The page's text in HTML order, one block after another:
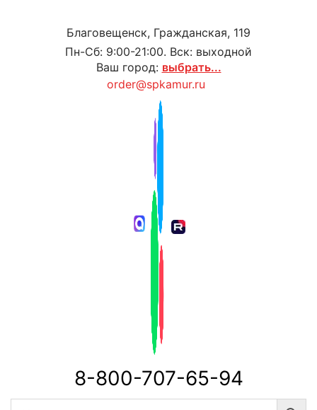
Благовещенск, Гражданская, 119
Пн-Сб: 9:00-21:00. Вск: выходной
Ваш город: выбрать...
order@spkamur.ru
8-800-707-65-94